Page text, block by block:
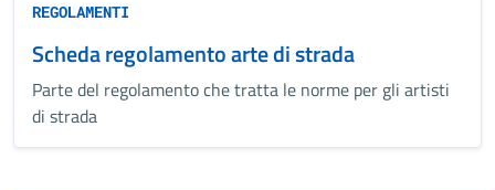
REGOLAMENTI
Scheda regolamento arte di strada
Parte del regolamento che tratta le norme per gli artisti
di strada